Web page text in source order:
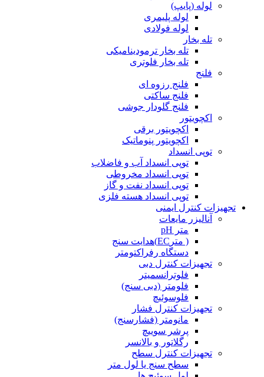
لوله (پایپ)
لوله پلیمری
لوله فولادی
تله بخار
تله بخار ترمودینامیکی
تله بخار فلوتری
فلنج
فلنج رزوه ای
فلنج ساکتی
فلنج گلودار جوشی
اکچویتور
اکچویتور برقی
اکچویتور پنوماتیک
توپی انسداد
توپی انسداد آب و فاضلاب
توپی انسداد مخروطی
توپی انسداد نفت و گاز
توپی انسداد هسته فلزی
تجهیزات کنترل ایمنی
آنالیزر مایعات
متر pH
( مترEC)هدایت سنج
دستگاه رفراکتومتر
تجهیزات کنترل دبی
فلوترانسمیتر
فلومتر (دبی سنج)
فلوسوئیچ
تجهیزات کنترل فشار
مانومتر (فشارسنج)
پرشر سوییچ
رگلاتور و بالانسر
تجهیزات کنترل سطح
سطح سنج یا لول متر